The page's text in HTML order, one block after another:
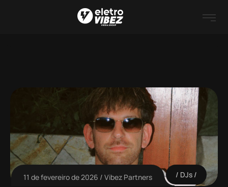
11 de fevereiro de 2026 Vibez Partners DJs